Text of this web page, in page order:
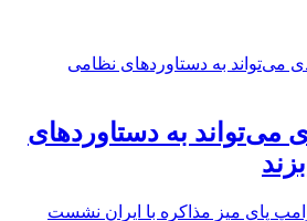
می‌تواند به دستاوردهای